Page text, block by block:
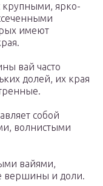
крупными, ярко-
имеют
вай часто
долей, их края
собой
волнистыми
вайями,
и доли.